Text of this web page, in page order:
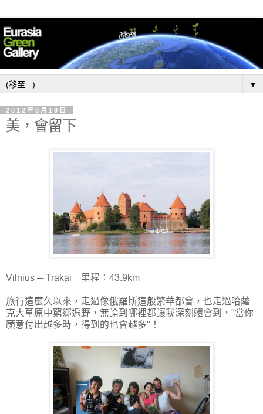
▼
2012年8月19日
美，會留下
Vilnius ─ Trakai 里程：43.9km
旅行這麼久以來，走過像俄羅斯這般繁華都會，也走過哈薩
克大草原中窮鄉遍野，無論到哪裡都讓我深刻體會到，"當你
願意付出越多時，得到的也會越多"！